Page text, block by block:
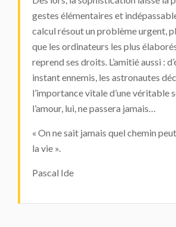
gestes élémentaires et
calcul résout un problème urgent,
que les ordinateurs les plus
reprend ses droits. L’amitié aussi :
instant ennemis, les astronautes
l’importance vitale d’une véritable
l’amour, lui, ne passera jamais…
« On ne sait jamais quel chemin
la vie ».
Pascal Ide